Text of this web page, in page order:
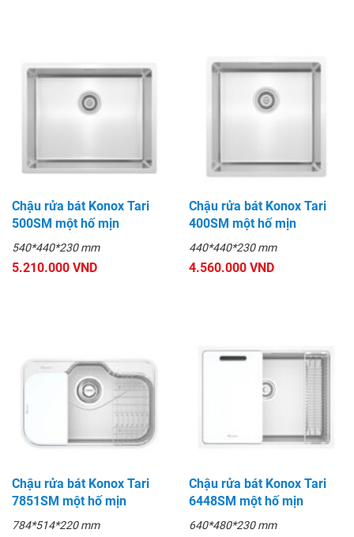
Chậu rửa bát Konox Tari
500SM một hố mịn
540*440*230 mm
5.210.000 VND
Chậu rửa bát Konox Tari
400SM một hố mịn
440*440*230 mm
4.560.000 VND
Chậu rửa bát Konox Tari
7851SM một hố mịn
784*514*220 mm
Chậu rửa bát Konox Tari
6448SM một hố mịn
640*480*230 mm